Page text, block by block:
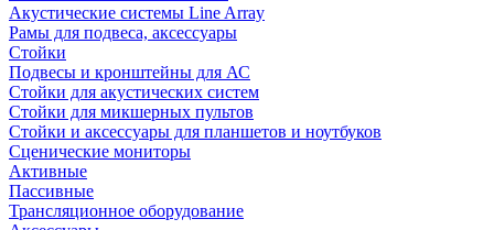
Акустические системы Line Array
Рамы для подвеса, аксессуары
Стойки
Подвесы и кронштейны для АС
Стойки для акустических систем
Стойки для микшерных пультов
Стойки и аксессуары для планшетов и ноутбуков
Сценические мониторы
Активные
Пассивные
Трансляционное оборудование